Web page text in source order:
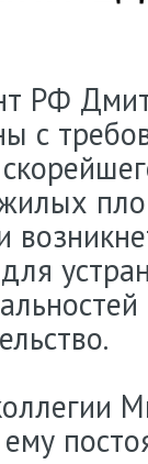
РФ
с